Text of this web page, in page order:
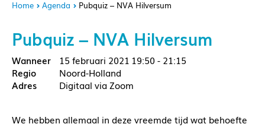
Home Agenda Pubquiz – NVA Hilversum
Pubquiz – NVA Hilversum
15 februari 2021 19:50 - 21:15
Noord-Holland
Digitaal via Zoom
We hebben allemaal in deze vreemde tijd wat behoefte